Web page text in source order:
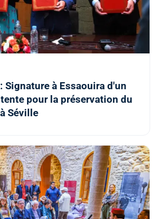
à Essaouira d'un
pour la préservation du
Séville